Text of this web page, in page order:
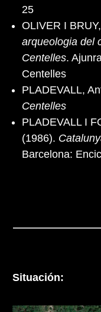
25
OLIVER I
arqueologia del
Centelles.
Centelles
PLADEVALL,
Centelles
PLADEVALL I
(1986).
Barcelona:
Situación: